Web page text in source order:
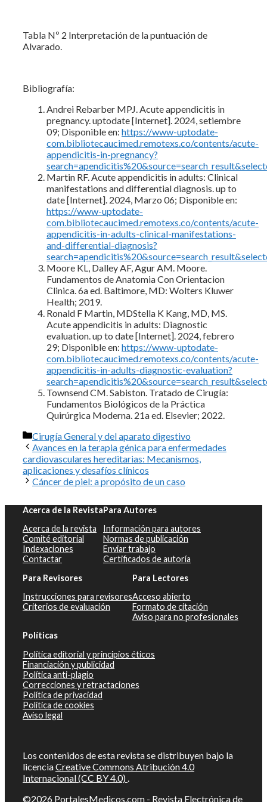
Tabla Nº 2 Interpretación de la puntuación de
Alvarado.
Bibliografía:
Andrei Rebarber MPJ. Acute appendicitis in
pregnancy. uptodate [Internet]. 2024, setiembre
09; Disponible en: https://www-uptodate-
com.bibliotecaucimed.remotexs.co/contents/acute-
appendicitis-in-pregnancy?
Martin RF. Acute appendicitis in adults: Clinical
manifestations and differential diagnosis. up to
date [Internet]. 2024, Marzo 06; Disponible en:
https://www-uptodate-
com.bibliotecaucimed.remotexs.co/contents/acute-
appendicitis-in-adults-clinical-manifestations-
and-differential-diagnosis?
Moore KL, Dalley AF, Agur AM. Moore.
Fundamentos de Anatomia Con Orientacion
Clinica. 6a ed. Baltimore, MD: Wolters Kluwer
Health; 2019.
Ronald F Martin, MDStella K Kang, MD, MS.
Acute appendicitis in adults: Diagnostic
evaluation. up to date [Internet]. 2024, febrero
29; Disponible en: https://www-uptodate-
com.bibliotecaucimed.remotexs.co/contents/acute-
appendicitis-in-adults-diagnostic-evaluation?
Townsend CM. Sabiston. Tratado de Cirugía:
Fundamentos Biológicos de la Práctica
Quirúrgica Moderna. 21a ed. Elsevier; 2022.
Categorías
Cirugía General y del aparato digestivo
Avances en la terapia génica para enfermedades
cardiovasculares hereditarias: Mecanismos,
aplicaciones y desafíos clínicos
Cáncer de piel: a propósito de un caso
Acerca de la Revista
Acerca de la revista
Comité editorial
Indexaciones
Contactar
Para Autores
Información para autores
Normas de publicación
Enviar trabajo
Certificados de autoría
Para Revisores
Instrucciones para revisores
Criterios de evaluación
Para Lectores
Acceso abierto
Formato de citación
Aviso para no profesionales
Políticas
Política editorial y principios éticos
Financiación y publicidad
Política anti-plagio
Correcciones y retractaciones
Política de privacidad
Política de cookies
Aviso legal
Los contenidos de esta revista se distribuyen bajo la
licenciaCreative Commons Atribución 4.0
Internacional (CC BY 4.0) .
©2026 PortalesMedicos.com - Revista Electrónica de